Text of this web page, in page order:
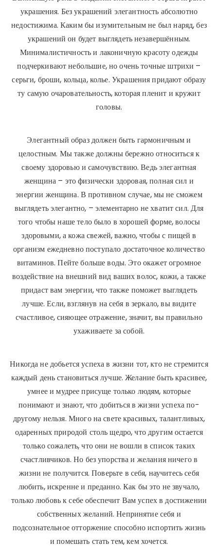
украшения. Без украшений элегантность абсолютно
недостижима. Каким бы изумительным не был наряд, без
украшений он будет выглядеть незавершённым.
Минималистичность и лаконичную красоту одежды
подчеркивают небольшие, но очень точные штрихи –
серьги, броши, кольца, колье. Украшения придают образу
ту самую очаровательность, которая пленит и кружит
головы.
Элегантный образ должен быть гармоничным и
целостным. Мы также должны бережно относиться к
своему здоровью и самочувствию. Ведь элегантная
женщина – это физически здоровая, полная сил и
энергии женщина. В противном случае, мы не сможем
выглядеть элегантно, – элементарно не хватит сил. Для
того чтобы наше тело было в хорошей форме, волосы
здоровыми, а кожа свежей, важно, чтобы с пищей в
организм ежедневно поступало достаточное количество
витаминов. Пейте больше воды. Это окажет огромное
воздействие на внешний вид ваших волос, кожи, а также
придаст вам энергии, что также поможет выглядеть
лучше. Если, взглянув на себя в зеркало, вы видите
счастливое, сияющее отражение, значит, вы правильно
ухаживаете за собой.
Никогда не добьется успеха в жизни тот, кто не стремится
каждый день становиться лучше. Желание быть красивее,
умнее и мудрее присуще только людям, которые
понимают и знают, что добиться в жизни успеха по-
другому нельзя. Много на свете красивых, талантливых,
одаренных природой столь щедро, что другим остается
только сожалеть, что они не вошли в список таких
счастливчиков. Но без упорства и желания ничего в
жизни не получится. Поверьте в себя, научитесь себя
любить, искренне и преданно. Как бы это не звучало,
только любовь к себе обеспечит Вам успех в достижении
собственных желаний. Непринятие себя и
подсознательное отторжение способно испортить жизнь
и помешать стать тем, кем хочется.